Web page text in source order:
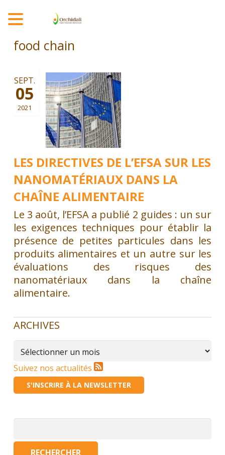
food chain
LES DIRECTIVES DE L’EFSA SUR LES
NANOMATÉRIAUX DANS LA
CHAÎNE ALIMENTAIRE
SEPT.
05
2021
Le 3 août, l’EFSA a publié 2 guides : un sur
les exigences techniques pour établir la
présence de petites particules dans les
produits alimentaires et un autre sur les
évaluations des risques des
nanomatériaux dans la chaîne
alimentaire.
ARCHIVES
Archives
Suivez nos actualités
S'INSCRIRE À LA NEWSLETTER